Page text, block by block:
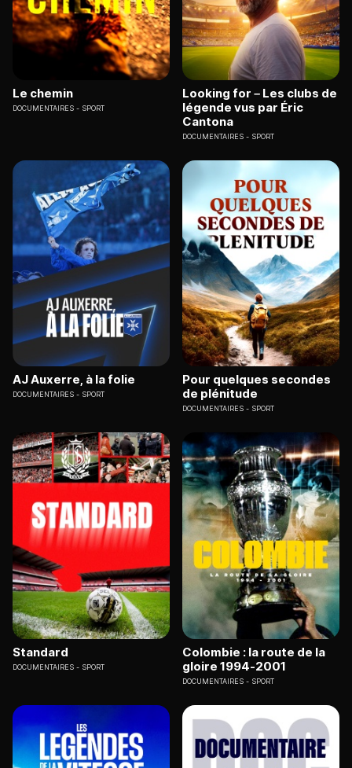
Le chemin
DOCUMENTAIRES SPORT
Looking for – Les clubs de
légende vus par Éric
Cantona
DOCUMENTAIRES SPORT
AJ Auxerre, à la folie
DOCUMENTAIRES SPORT
Pour quelques secondes
de plénitude
DOCUMENTAIRES SPORT
Standard
DOCUMENTAIRES SPORT
Colombie : la route de la
gloire 1994-2001
DOCUMENTAIRES SPORT